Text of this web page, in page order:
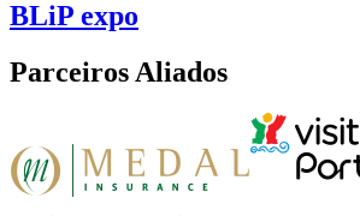
BLiP expo
Parceiros Aliados